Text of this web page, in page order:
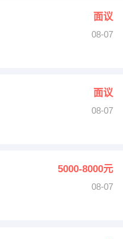
面议
08-07
面议
08-07
5000-8000元
08-07